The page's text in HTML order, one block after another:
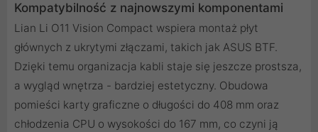
Kompatybilność z najnowszymi komponentami
Lian Li O11 Vision Compact wspiera montaż płyt
głównych z ukrytymi złączami, takich jak ASUS BTF.
Dzięki temu organizacja kabli staje się jeszcze prostsza,
a wygląd wnętrza - bardziej estetyczny. Obudowa
pomieści karty graficzne o długości do 408 mm oraz
chłodzenia CPU o wysokości do 167 mm, co czyni ją